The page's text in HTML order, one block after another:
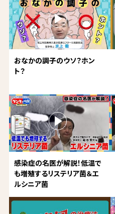
おなかの調子のウソ？ホン
ト？
感染症の名医が解説！低温で
も増殖するリステリア菌＆エ
ルシニア菌